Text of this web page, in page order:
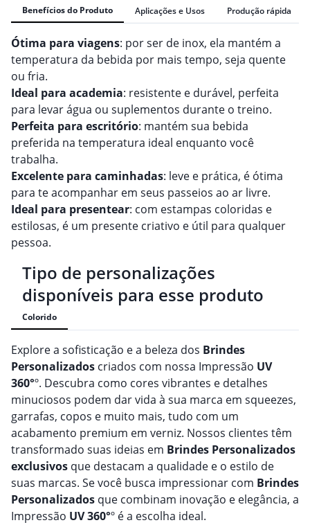
Benefícios do Produto Aplicações e Usos Produção rápida
Ótima para viagens: por ser de inox, ela mantém a
temperatura da bebida por mais tempo, seja quente
ou fria.
Ideal para academia: resistente e durável, perfeita
para levar água ou suplementos durante o treino.
Perfeita para escritório: mantém sua bebida
preferida na temperatura ideal enquanto você
trabalha.
Excelente para caminhadas: leve e prática, é ótima
para te acompanhar em seus passeios ao ar livre.
Ideal para presentear: com estampas coloridas e
estilosas, é um presente criativo e útil para qualquer
pessoa.
Tipo de personalizações
disponíveis para esse produto
Colorido
Explore a sofisticação e a beleza dos Brindes
Personalizados criados com nossa Impressão UV
360°º. Descubra como cores vibrantes e detalhes
minuciosos podem dar vida à sua marca em squeezes,
garrafas, copos e muito mais, tudo com um
acabamento premium em verniz. Nossos clientes têm
transformado suas ideias em Brindes Personalizados
exclusivos que destacam a qualidade e o estilo de
suas marcas. Se você busca impressionar com Brindes
Personalizados que combinam inovação e elegância, a
Impressão UV 360°º é a escolha ideal.